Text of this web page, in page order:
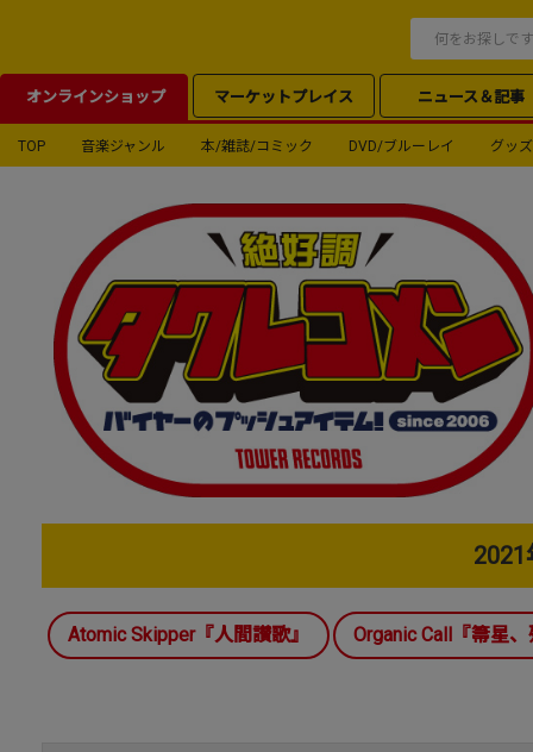
オンラインショップ マーケットプレイス ニュース＆記事
TOP 音楽ジャンル 本/雑誌/コミック DVD/ブルーレイ グッズ
2021
Atomic Skipper『人間讃歌』 Organic Call『箒星